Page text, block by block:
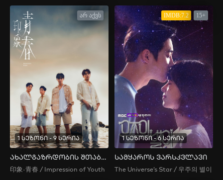
არ აქვს
1 სეზონი - 9 სერია
ახალგაზრდობის შთაბეჭდილება
印象·青春 / Impression of Youth
IMDB:7.2 15+
1 სეზონი - 6 სერია
სამყაროს ვარსკვლავი
The Universe’s Star / 우주의 별이